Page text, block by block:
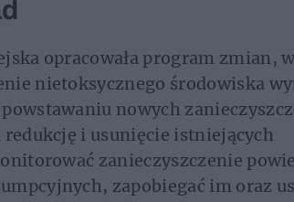
opracowała program zmian, w
nietoksycznego środowiska
nowych
i usunięcie istniejących
zanieczyszczenie
zapobiegać im oraz